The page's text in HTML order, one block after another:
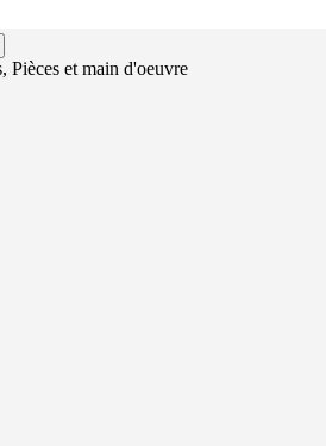
Pièces et main d'oeuvre